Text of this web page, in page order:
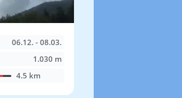
06.12. - 08.03.
1.030 m
4.5 km